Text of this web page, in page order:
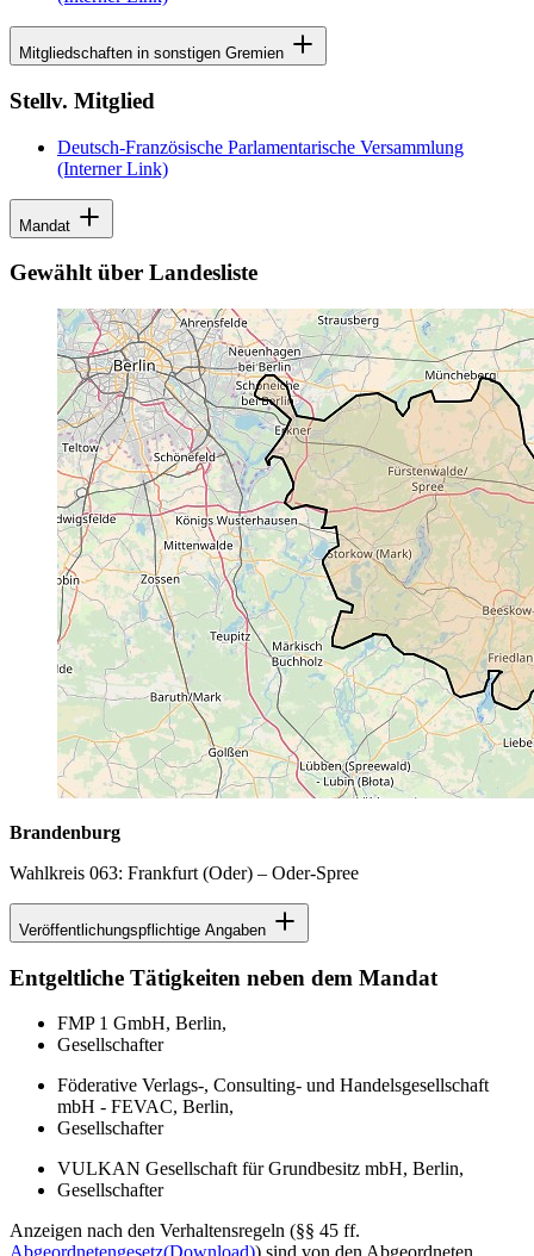
Mitgliedschaften in sonstigen Gremien
Stellv. Mitglied
Deutsch-Französische Parlamentarische Versammlung
(Interner Link)
Mandat
Gewählt über Landesliste
Brandenburg
Wahlkreis 063: Frankfurt (Oder) – Oder-Spree
Veröffentlichungspflichtige Angaben
Entgeltliche Tätigkeiten neben dem Mandat
FMP 1 GmbH, Berlin,
Gesellschafter
Föderative Verlags-, Consulting- und Handelsgesellschaft
mbH - FEVAC, Berlin,
Gesellschafter
VULKAN Gesellschaft für Grundbesitz mbH, Berlin,
Gesellschafter
Anzeigen nach den Verhaltensregeln (§§ 45 ff.